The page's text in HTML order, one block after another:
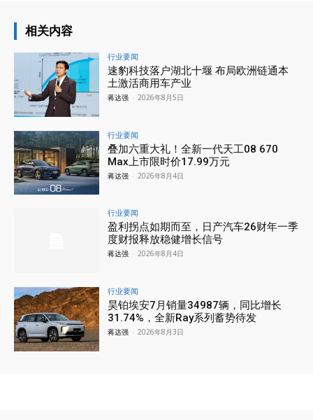
相关内容
行业要闻
速豹科技落户湖北十堰 布局欧洲链通本
土激活商用车产业
蒋达强 - 2026年8月5日
行业要闻
叠加六重大礼！全新一代天工08 670
Max上市限时价17.99万元
蒋达强 - 2026年8月4日
行业要闻
盈利拐点如期而至，日产汽车26财年一季
度财报释放稳健增长信号
蒋达强 - 2026年8月4日
行业要闻
昊铂埃安7月销量34987辆，同比增长
31.74%，全新Ray系列蓄势待发
蒋达强 - 2026年8月3日